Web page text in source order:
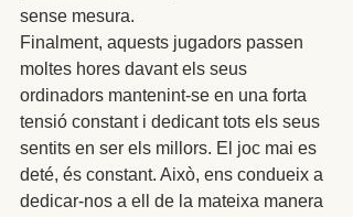
sense mesura.
Finalment, aquests jugadors passen
moltes hores davant els seus
ordinadors mantenint-se en una forta
tensió constant i dedicant tots els seus
sentits en ser els millors. El joc mai es
deté, és constant. Això, ens condueix a
dedicar-nos a ell de la mateixa manera